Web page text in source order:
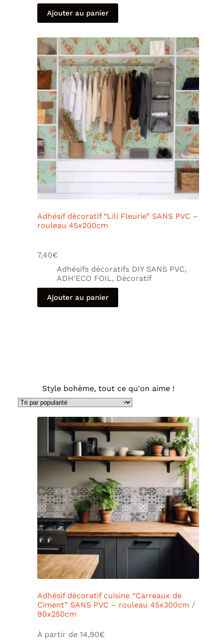
Ajouter au panier
Adhésif décoratif “Lili Fleurie” SANS PVC –
rouleau 45x200cm
7,40€
Adhésifs décoratifs DIY SANS PVC,
ADH'ECO FOIL, Décoratif
Ajouter au panier
Style bohème, tout ce qu'on aime !
Adhésif décoratif cuisine “Carreaux de
Ciment” SANS PVC – rouleau 45x300cm /
90x250cm
À partir de 14,90€